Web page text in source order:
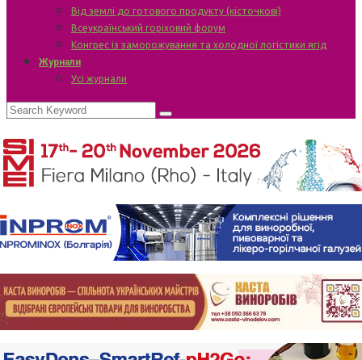
Від землі до готового продукту (кісточкові)
Всеукраїнський горіховий форум
Конгрес із заморожування та холодної логістики ягід
Журнали
Усі журнали